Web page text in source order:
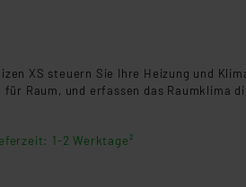
XS steuern Sie Ihre Heizung und
für Raum, und erfassen das Raumklima
1-2 Werktage²